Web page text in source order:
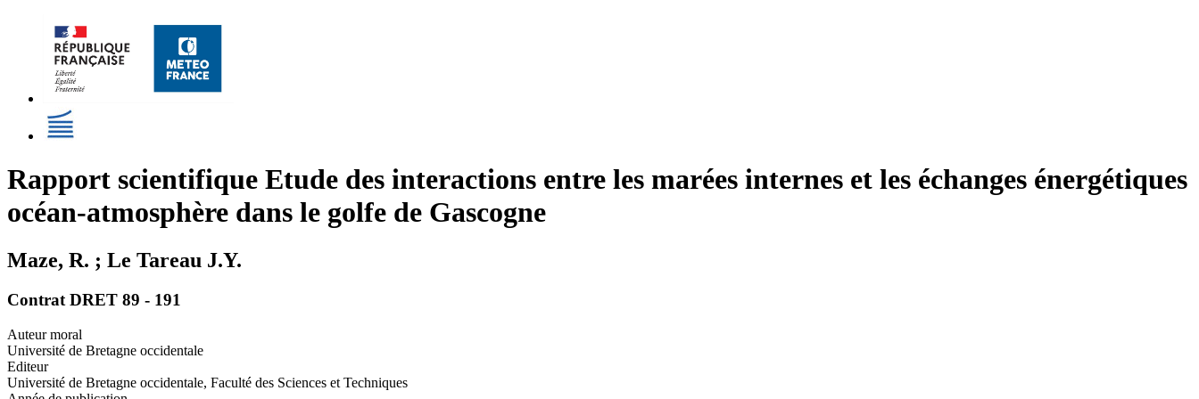
Rapport scientifique Etude des interactions entre les marées internes et les échanges énergétiques
océan-atmosphère dans le golfe de Gascogne
Maze, R. ; Le Tareau J.Y.
Contrat DRET 89 - 191
Auteur moral
Université de Bretagne occidentale
Editeur
Université de Bretagne occidentale, Faculté des Sciences et Techniques